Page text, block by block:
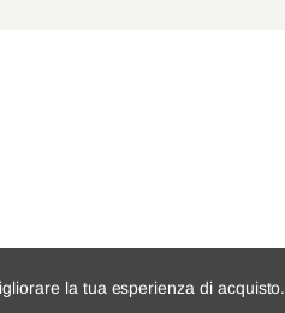
la tua esperienza di acquisto.